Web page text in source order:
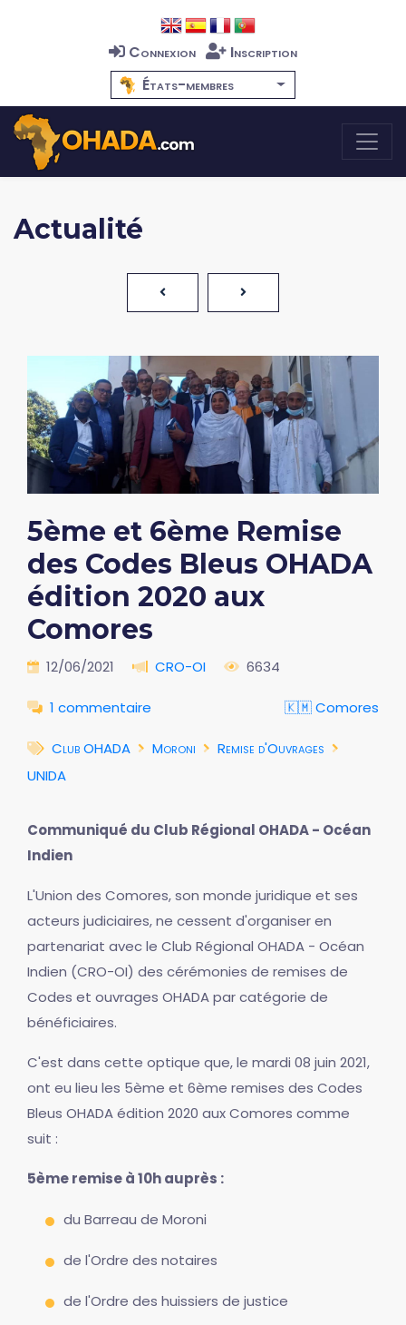
Connexion
Inscription
États-membres
Actualité
5ème et 6ème Remise
des Codes Bleus OHADA
édition 2020 aux
Comores
12/06/2021 CRO-OI 6634
1 commentaire 🇰🇲 Comores
Club OHADA Moroni
Remise d'Ouvrages
UNIDA
Communiqué du Club Régional OHADA - Océan
Indien
L'Union des Comores, son monde juridique et ses
acteurs judiciaires, ne cessent d'organiser en
partenariat avec le Club Régional OHADA - Océan
Indien (CRO-OI) des cérémonies de remises de
Codes et ouvrages OHADA par catégorie de
bénéficiaires.
C'est dans cette optique que, le mardi 08 juin 2021,
ont eu lieu les 5ème et 6ème remises des Codes
Bleus OHADA édition 2020 aux Comores comme
suit :
5ème remise à 10h auprès :
du Barreau de Moroni
de l'Ordre des notaires
de l'Ordre des huissiers de justice